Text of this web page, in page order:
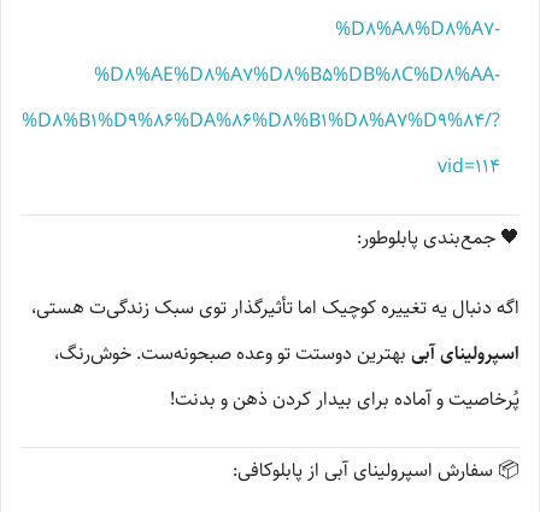
%D8%A8%D8%A7-
%D8%AE%D8%A7%D8%B5%DB%8C%D8%AA-
?
vid=114
🖤 جمع‌بندی پابلوطور:
اگه دنبال یه تغییره کوچیک اما تأثیرگذار توی سبک زندگی‌ت هستی،
اسپرولینای آبی بهترین دوستت تو وعده صبحونه‌ست. خوش‌رنگ،
پُرخاصیت و آماده برای بیدار کردن ذهن و بدنت!
📦 سفارش اسپرولینای آبی از پابلوکافی: